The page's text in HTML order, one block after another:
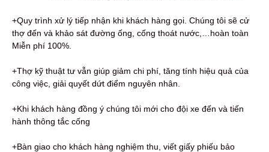
+Quy trình xử lý tiếp nhận khi khách hàng gọi. Chúng tôi sẽ cử
thợ đến và khảo sát đường ống, cống thoát nước,…hoàn toàn
Miễn phí 100%.
+Thợ kỹ thuật tư vẫn giúp giảm chi phí, tăng tính hiệu quả của
công việc, giải quyết dứt điểm nguyên nhân.
+Khi khách hàng đồng ý chúng tôi mới cho đội xe đến và tiến
hành thông tắc cống
+Bàn giao cho khách hàng nghiệm thu, viết giấy phiếu bảo